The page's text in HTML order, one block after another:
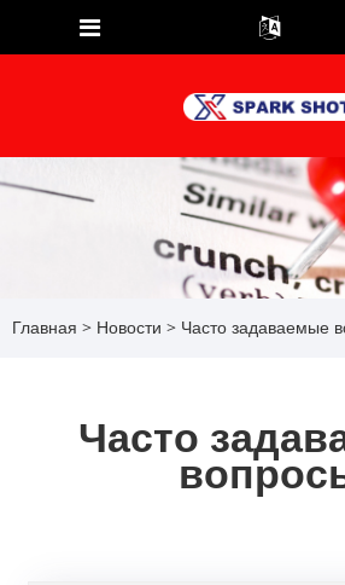
Главная > Новости > Часто задаваемые
Часто